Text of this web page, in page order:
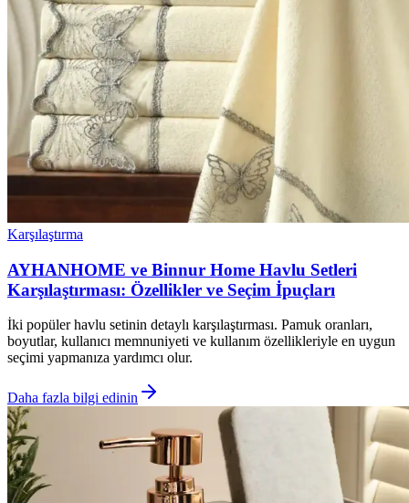
Karşılaştırma
AYHANHOME ve Binnur Home Havlu Setleri
Karşılaştırması: Özellikler ve Seçim İpuçları
İki popüler havlu setinin detaylı karşılaştırması. Pamuk oranları,
boyutlar, kullanıcı memnuniyeti ve kullanım özellikleriyle en uygun
seçimi yapmanıza yardımcı olur.
Daha fazla bilgi edinin